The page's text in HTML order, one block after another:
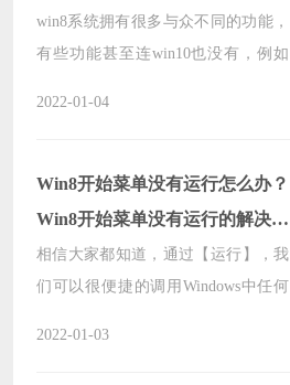
格硬盘的方法。
win8系统拥有很多与众不同的功能，
有些功能甚至连win10也没有，例如
Metro界面的方法。
2022-01-04
Win8开始菜单没有运行怎么办？
Win8开始菜单没有运行的解决方
法
相信大家都知道，通过【运行】，我
们可以很便捷的调用Windows中任何
2022-01-03